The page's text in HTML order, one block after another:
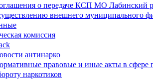
о передаче КСП МО Лабинский
внешнего муниципального
комиссия
антинарко
правовые и иные акты в сфере
наркотиков